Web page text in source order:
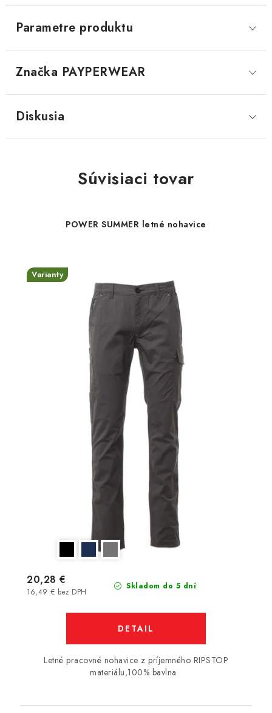
Parametre produktu
Značka PAYPERWEAR
Diskusia
Súvisiaci tovar
POWER SUMMER letné nohavice
Varianty
Skladom do 5 dní
16,49 € bez DPH
20,28 €
DETAIL
Letné pracovné nohavice z príjemného RIPSTOP
materiálu,100% bavlna